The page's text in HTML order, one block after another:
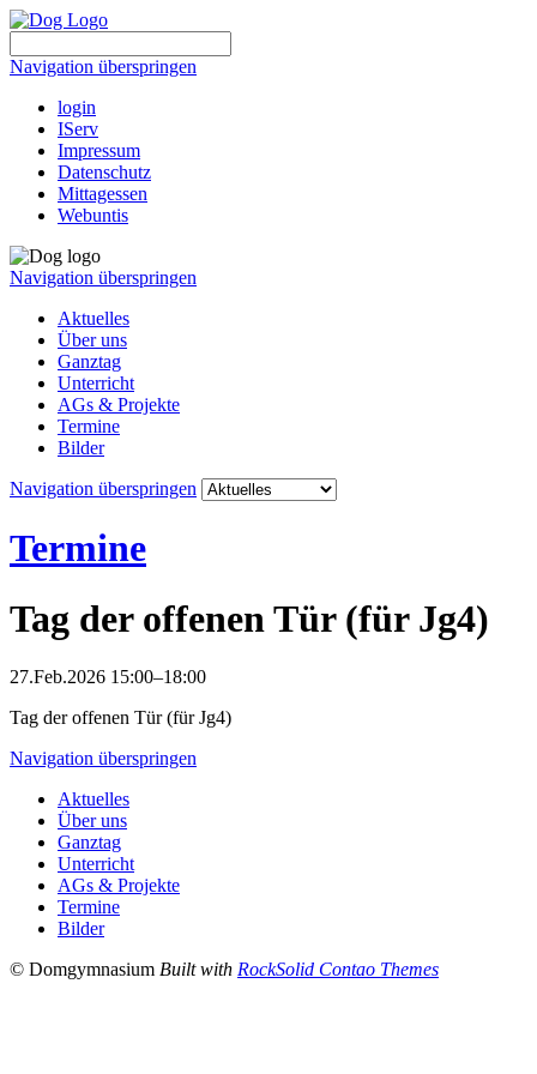
Navigation überspringen
login
IServ
Impressum
Datenschutz
Mittagessen
Webuntis
Navigation überspringen
Aktuelles
Über uns
Ganztag
Unterricht
AGs & Projekte
Termine
Bilder
Navigation überspringen
Termine
Tag der offenen Tür (für Jg4)
27.Feb.2026 15:00–18:00
Tag der offenen Tür (für Jg4)
Navigation überspringen
Aktuelles
Über uns
Ganztag
Unterricht
AGs & Projekte
Termine
Bilder
© Domgymnasium Built with RockSolid Contao Themes